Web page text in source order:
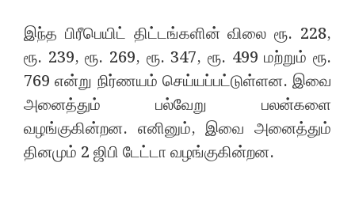
இந்த பிரீபெயிட் திட்டங்களின் விலை ரூ. 228,
ரூ. 239, ரூ. 269, ரூ. 347, ரூ. 499 மற்றும் ரூ.
769 என்று நிர்ணயம் செய்யப்பட்டுள்ளன. இவை
அனைத்தும் பல்வேறு பலன்களை
வழங்குகின்றன. எனினும், இவை அனைத்தும்
தினமும் 2 ஜிபி டேட்டா வழங்குகின்றன.